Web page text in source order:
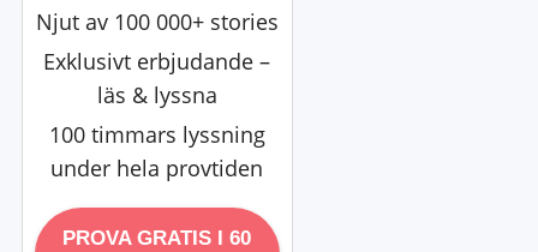
Njut av 100 000+ stories
Exklusivt erbjudande –
läs & lyssna
100 timmars lyssning
under hela provtiden
PROVA GRATIS I 60